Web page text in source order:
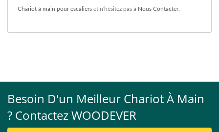
Chariot à main pour escaliers et n'hésitez pas à Nous Contacter.
Besoin D'un Meilleur Chariot À Main
? Contactez WOODEVER